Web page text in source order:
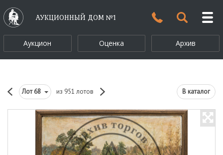
АУКЦИОННЫЙ ДОМ №1
Аукцион Оценка Архив
Лот68 из 951 лотов В каталог